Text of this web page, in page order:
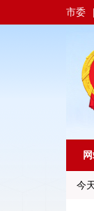
市委 |
今